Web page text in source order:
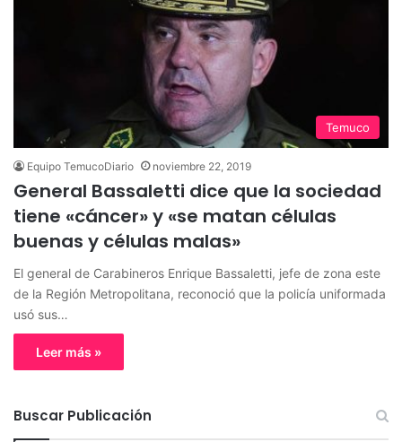
Temuco
Equipo TemucoDiario noviembre 22, 2019
General Bassaletti dice que la sociedad
tiene «cáncer» y «se matan células
buenas y células malas»
El general de Carabineros Enrique Bassaletti, jefe de zona este
de la Región Metropolitana, reconoció que la policía uniformada
usó sus…
Leer más »
Buscar Publicación